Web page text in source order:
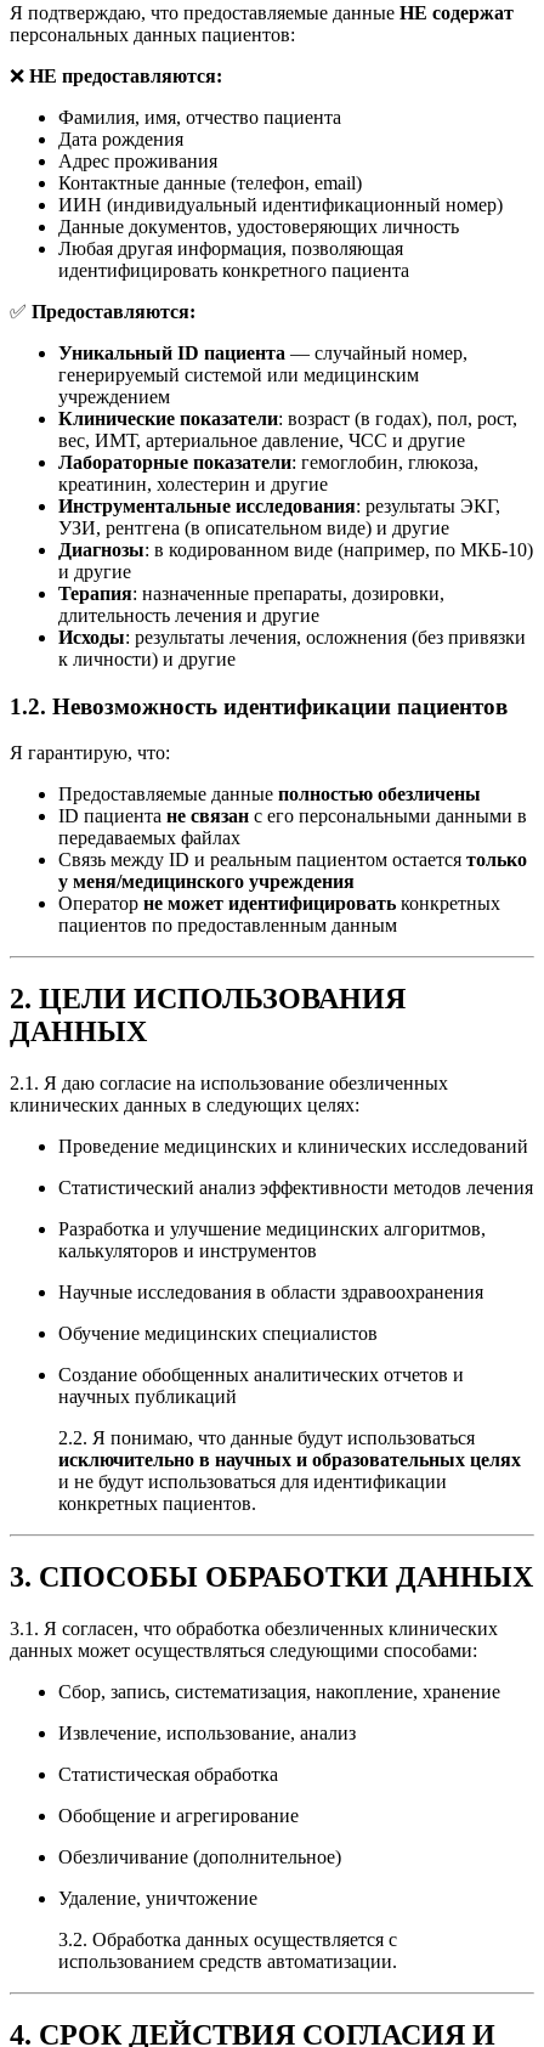
Я подтверждаю, что предоставляемые данные НЕ содержат
персональных данных пациентов:
❌ НЕ предоставляются:
Фамилия, имя, отчество пациента
Дата рождения
Адрес проживания
Контактные данные (телефон, email)
ИИН (индивидуальный идентификационный номер)
Данные документов, удостоверяющих личность
Любая другая информация, позволяющая
идентифицировать конкретного пациента
✅ Предоставляются:
Уникальный ID пациента — случайный номер,
генерируемый системой или медицинским
учреждением
Клинические показатели: возраст (в годах), пол, рост,
вес, ИМТ, артериальное давление, ЧСС и другие
Лабораторные показатели: гемоглобин, глюкоза,
креатинин, холестерин и другие
Инструментальные исследования: результаты ЭКГ,
УЗИ, рентгена (в описательном виде) и другие
Диагнозы: в кодированном виде (например, по МКБ-10)
и другие
Терапия: назначенные препараты, дозировки,
длительность лечения и другие
Исходы: результаты лечения, осложнения (без привязки
к личности) и другие
1.2. Невозможность идентификации пациентов
Я гарантирую, что:
Предоставляемые данные полностью обезличены
ID пациента не связан с его персональными данными в
передаваемых файлах
Связь между ID и реальным пациентом остается только
у меня/медицинского учреждения
Оператор не может идентифицировать конкретных
пациентов по предоставленным данным
2. ЦЕЛИ ИСПОЛЬЗОВАНИЯ
ДАННЫХ
2.1. Я даю согласие на использование обезличенных
клинических данных в следующих целях:
Проведение медицинских и клинических исследований
Статистический анализ эффективности методов лечения
Разработка и улучшение медицинских алгоритмов,
калькуляторов и инструментов
Научные исследования в области здравоохранения
Обучение медицинских специалистов
Создание обобщенных аналитических отчетов и
научных публикаций
2.2. Я понимаю, что данные будут использоваться
исключительно в научных и образовательных целях
и не будут использоваться для идентификации
конкретных пациентов.
3. СПОСОБЫ ОБРАБОТКИ ДАННЫХ
3.1. Я согласен, что обработка обезличенных клинических
данных может осуществляться следующими способами:
Сбор, запись, систематизация, накопление, хранение
Извлечение, использование, анализ
Статистическая обработка
Обобщение и агрегирование
Обезличивание (дополнительное)
Удаление, уничтожение
3.2. Обработка данных осуществляется с
использованием средств автоматизации.
4. СРОК ДЕЙСТВИЯ СОГЛАСИЯ И